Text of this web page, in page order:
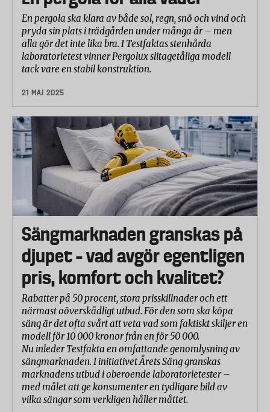
En pergola ska klara av både sol, regn, snö och vind och
pryda sin plats i trädgården under många år – men
alla gör det inte lika bra. I Testfaktas stenhårda
laboratorietest vinner Pergolux slitagetåliga modell
tack vare en stabil konstruktion.
21 MAJ 2025
Sängmarknaden granskas på
djupet – vad avgör egentligen
pris, komfort och kvalitet?
Rabatter på 50 procent, stora prisskillnader och ett
närmast oöverskådligt utbud. För den som ska köpa
säng är det ofta svårt att veta vad som faktiskt skiljer en
modell för 10 000 kronor från en för 50 000.
Nu inleder Testfakta en omfattande genomlysning av
sängmarknaden. I initiativet Årets Säng granskas
marknadens utbud i oberoende laboratorietester –
med målet att ge konsumenter en tydligare bild av
vilka sängar som verkligen håller måttet.